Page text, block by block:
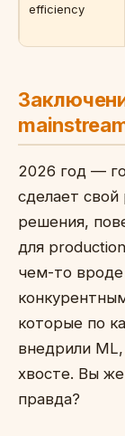
efficiency
2026 год —
сделает
решения,
для
чем-то
которые по
внедрили
хвосте. Вы
правда?